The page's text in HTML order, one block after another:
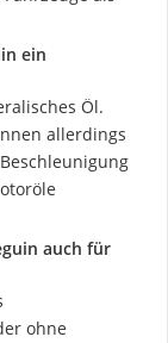
ein
Öl.
allerdings
auch für
ohne